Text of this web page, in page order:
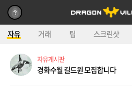
자유 거래 팁 스크린샷
자유게시판
경화수월 길드원 모집합니다